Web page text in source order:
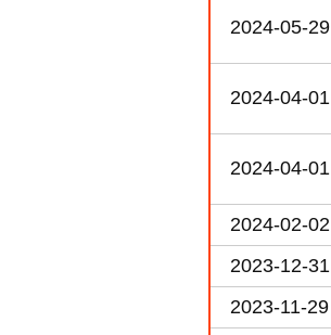
2024-05-29
2024-04-01
2024-04-01
2024-02-02
2023-12-31
2023-11-29